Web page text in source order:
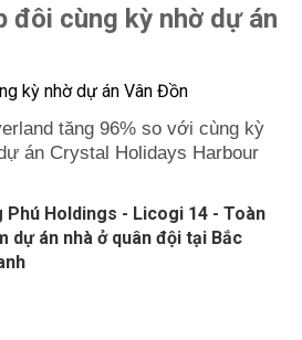
đôi cùng kỳ nhờ dự án
tăng 96% so với cùng kỳ
án Crystal Holidays Harbour
Phú Holdings - Licogi 14 - Toàn
dự án nhà ở quân đội tại Bắc